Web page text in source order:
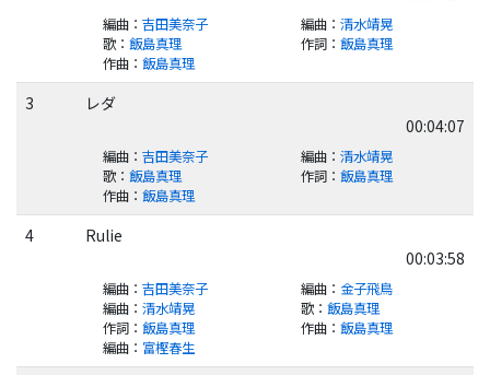
編曲： 吉田美奈子 編曲： 清水靖晃
歌： 飯島真理 作詞： 飯島真理
作曲： 飯島真理
3
レダ
00:04:07
編曲： 吉田美奈子 編曲： 清水靖晃
歌： 飯島真理 作詞： 飯島真理
作曲： 飯島真理
4
Rulie
00:03:58
編曲： 吉田美奈子 編曲： 金子飛鳥
編曲： 清水靖晃 歌： 飯島真理
作詞： 飯島真理 作曲： 飯島真理
編曲： 富樫春生